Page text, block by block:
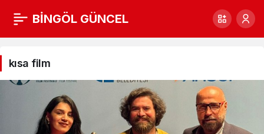
BİNGÖL GÜNCEL
kısa
film
Haberleri
kısa film